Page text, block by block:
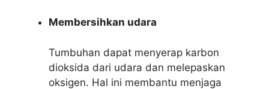
Membersihkan udara
Tumbuhan dapat menyerap karbon
dioksida dari udara dan melepaskan
oksigen. Hal ini membantu menjaga